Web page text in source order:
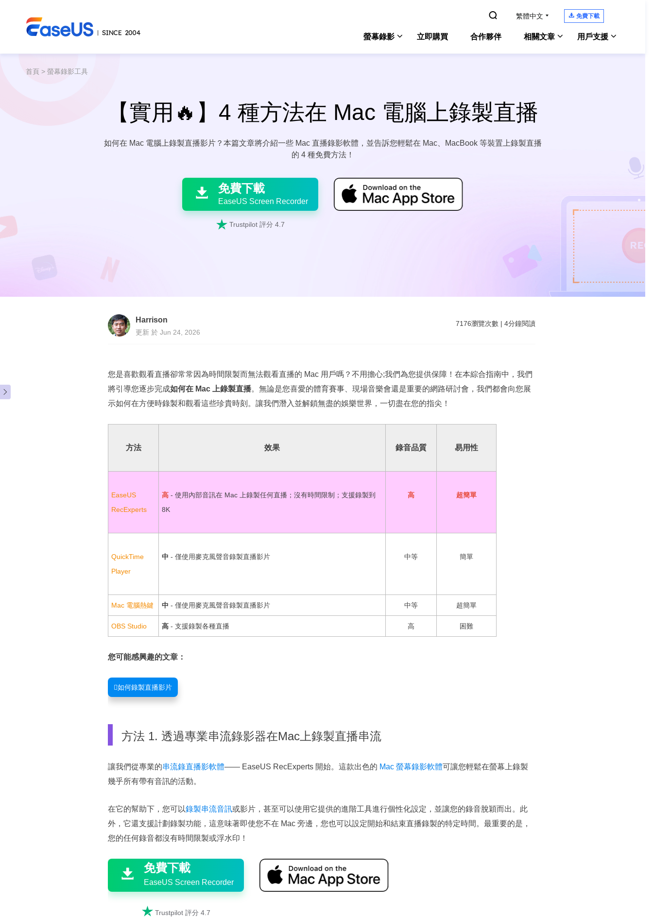
 繁體中文  免費下載
螢幕錄影
RecExpertsMac 版本
macOS螢幕錄製
Online Screen Recorder
ScreenShot
電腦螢幕截圖
立即購買 合作夥伴 相關文章 用戶支援
Chat 支援
聯絡技術人員
售前咨詢
首頁 >螢幕錄影工具
【實用🔥】4 種方法在 Mac 電腦上錄製直播
如何在 Mac 電腦上錄製直播影片？本篇文章將介紹一些 Mac 直播錄影軟體，並告訴您輕鬆在 Mac、MacBook 等裝置上錄製直播
的 4 種免費方法！
 免費下載
EaseUS Screen Recorder
 Trustpilot 評分 4.7

Harrison
更新 於 Jun 24, 2026
7176瀏覽次數 | 4分鐘閱讀
您是喜歡觀看直播卻常常因為時間限製而無法觀看直播的 Mac 用戶嗎？不用擔心;我們為您提供保障！在本綜合指南中，我們
將引導您逐步完成如何在 Mac 上錄製直播。無論是您喜愛的體育賽事、現場音樂會還是重要的網路研討會，我們都會向您展
示如何在方便時錄製和觀看這些珍貴時刻。讓我們潛入並解鎖無盡的娛樂世界，一切盡在您的指尖！
方法 效果 錄音品質 易用性
EaseUS
RecExperts
高 - 使用內部音訊在 Mac 上錄製任何直播；沒有時間限制；支援錄製到
8K
高 超簡單
QuickTime
Player
中 - 僅使用麥克風聲音錄製直播影片 中等 簡單
Mac 電腦熱鍵 中 - 僅使用麥克風聲音錄製直播影片 中等 超簡單
OBS Studio 高 - 支援錄製各種直播 高 困難
您可能感興趣的文章：
如何錄製直播影片
方法 1. 透過專業串流錄影器在Mac上錄製直播串流
讓我們從專業的串流錄直播影軟體—— EaseUS RecExperts 開始。這款出色的 Mac 螢幕錄影軟體可讓您輕鬆在螢幕上錄製
幾乎所有帶有音訊的活動。
在它的幫助下，您可以錄製串流音訊或影片，甚至可以使用它提供的進階工具進行個性化設定，並讓您的錄音脫穎而出。此
外，它還支援計劃錄製功能，這意味著即使您不在 Mac 旁邊，您也可以設定開始和結束直播錄製的特定時間。最重要的是，
您的任何錄音都沒有時間限製或浮水印！

 免費下載
EaseUS Screen Recorder
 Trustpilot 評分 4.7